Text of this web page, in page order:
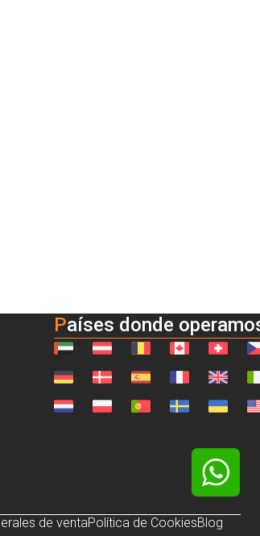
Países donde
de ventaPolítica de CookiesBlog